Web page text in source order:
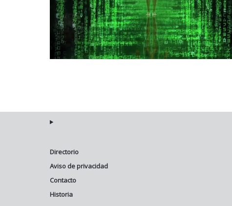
Directorio
Aviso de privacidad
Contacto
Historia